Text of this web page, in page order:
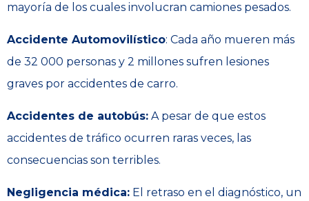
mayoría de los cuales involucran camiones pesados.
Accidente Automovilístico: Cada año mueren más
de 32 000 personas y 2 millones sufren lesiones
graves por accidentes de carro.
Accidentes de autobús: A pesar de que estos
accidentes de tráfico ocurren raras veces, las
consecuencias son terribles.
Negligencia médica: El retraso en el diagnóstico, un